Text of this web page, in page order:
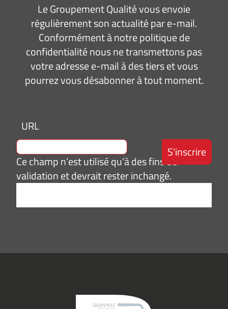
Le Groupement Qualité vous envoie
régulièrement son actualité par e-mail.
Conformément à notre politique de
confidentialité nous ne transmettons pas
votre adresse e-mail à des tiers et vous
pourrez vous désabonner à tout moment.
URL
Ce champ n’est utilisé qu’à des fins de
validation et devrait rester inchangé.
e-